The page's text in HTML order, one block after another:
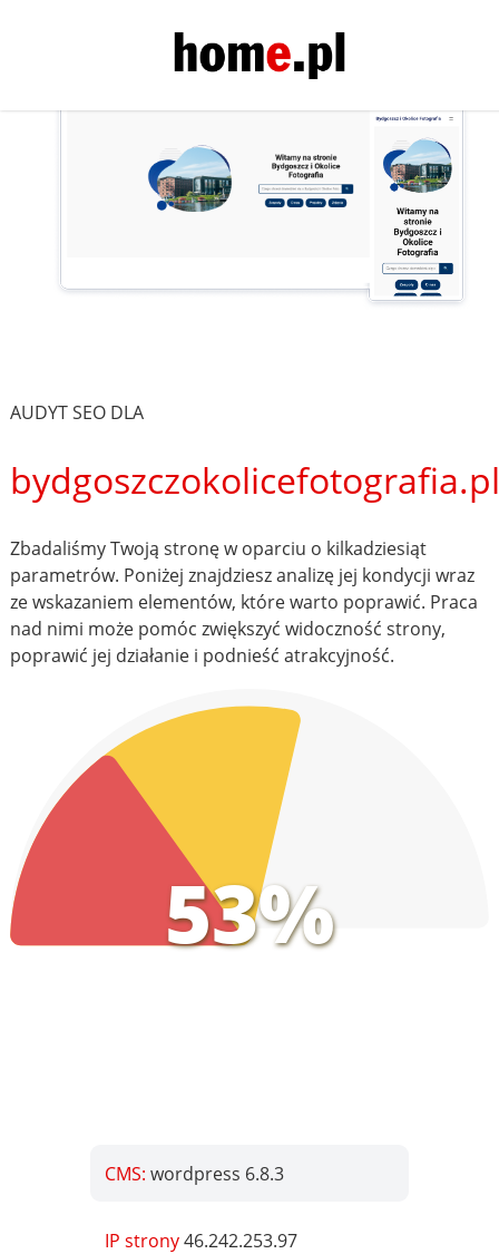
AUDYT SEO DLA
bydgoszczokolicefotografia.pl
Zbadaliśmy Twoją stronę w oparciu o kilkadziesiąt
parametrów. Poniżej znajdziesz analizę jej kondycji wraz
ze wskazaniem elementów, które warto poprawić. Praca
nad nimi może pomóc zwiększyć widoczność strony,
poprawić jej działanie i podnieść atrakcyjność.
53%
CMS:wordpress 6.8.3
IP strony46.242.253.97